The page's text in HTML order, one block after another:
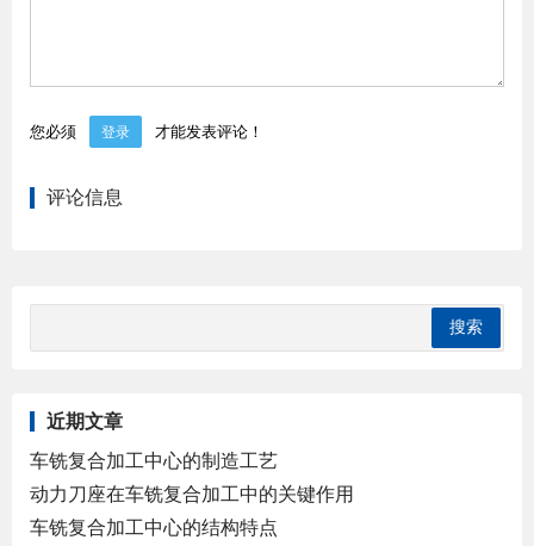
您必须 登录 才能发表评论！
评论信息
近期文章
车铣复合加工中心的制造工艺
动力刀座在车铣复合加工中的关键作用
车铣复合加工中心的结构特点